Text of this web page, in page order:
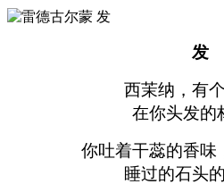
发
西茉纳，有
在你头发的
你吐着干蕊的香味
睡过的石头